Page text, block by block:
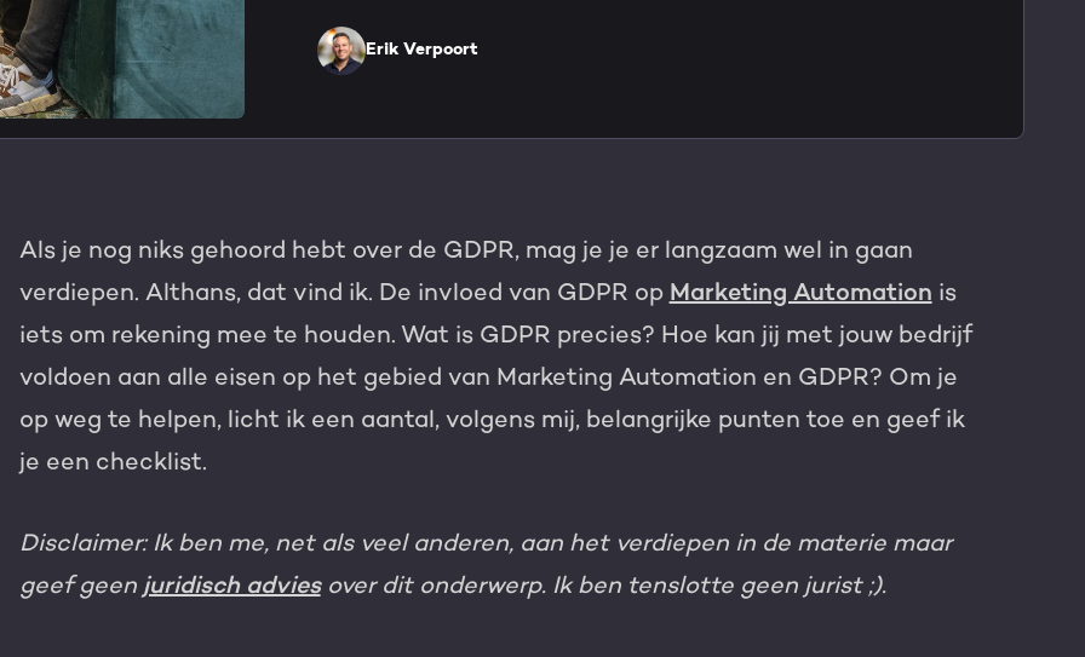
HubSpot maatwerk
Digital marketing
Marketing automation
Content & design
WEBSITE SERVICES
Team
HubSpot partner
Awards
Werken bij
Blog
Kennisbank
Haal alles uit je HubSpot licentie
Gratis portal scan
Erik Verpoort
Als je nog niks gehoord hebt over de GDPR, mag je je er langzaam wel in gaan
verdiepen. Althans, dat vind ik. De invloed van GDPR op Marketing Automation is
iets om rekening mee te houden. Wat is GDPR precies? Hoe kan jij met jouw bedrijf
voldoen aan alle eisen op het gebied van Marketing Automation en GDPR? Om je
op weg te helpen, licht ik een aantal, volgens mij, belangrijke punten toe en geef ik
je een checklist.
Disclaimer: Ik ben me, net als veel anderen, aan het verdiepen in de materie maar
geef geen juridisch adviesover dit onderwerp. Ik ben tenslotte geen jurist ;).